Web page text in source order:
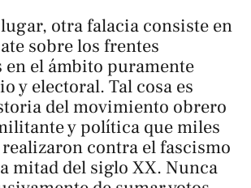
otra falacia consiste en
sobre los frentes
en el ámbito puramente
y electoral. Tal cosa es
del movimiento obrero
y política que miles
contra el fascismo
mitad del siglo XX. Nunca